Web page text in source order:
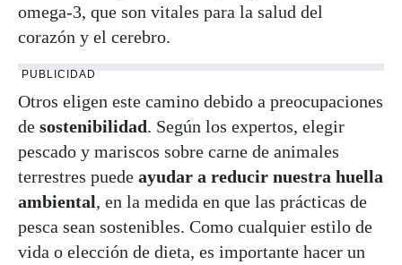
omega-3, que son vitales para la salud del
corazón y el cerebro.
PUBLICIDAD
Otros eligen este camino debido a preocupaciones
de sostenibilidad. Según los expertos, elegir
pescado y mariscos sobre carne de animales
terrestres puede ayudar a reducir nuestra huella
ambiental, en la medida en que las prácticas de
pesca sean sostenibles. Como cualquier estilo de
vida o elección de dieta, es importante hacer un